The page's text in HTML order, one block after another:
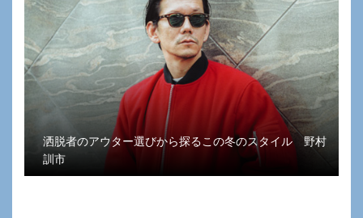
洒脱者のアウター選びから探るこの冬のスタイル 野村
訓市